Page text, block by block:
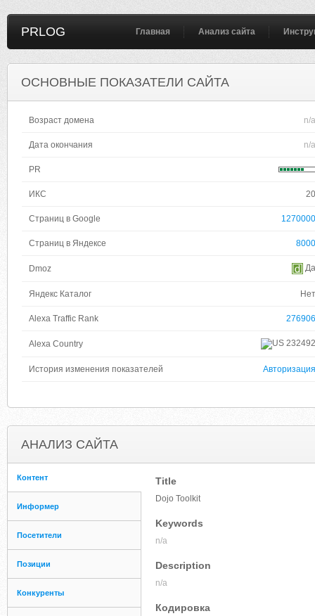
PRLOG Главная Анализ сайта
ОСНОВНЫЕ ПОКАЗАТЕЛИ САЙТА
Возраст домена n/a
Дата окончания n/a
PR
ИКС 20
Страниц в Google 1270000
Страниц в Яндексе 8000
Dmoz Да
Яндекс Каталог Нет
Alexa Traffic Rank 276906
Alexa Country 232492
История изменения показателей Авторизация
АНАЛИЗ САЙТА
Контент
Информер
Посетители
Позиции
Конкуренты
Title
Dojo Toolkit
Keywords
n/a
Description
n/a
Кодировка